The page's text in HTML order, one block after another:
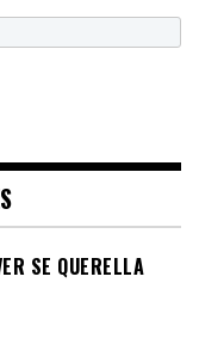
SE QUERELLA